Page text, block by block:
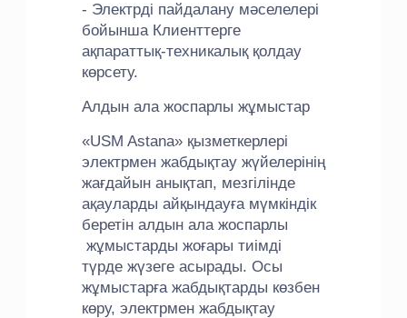
- Электрді пайдалану мәселелері
бойынша Клиенттерге
ақпараттық-техникалық қолдау
көрсету.
Алдын ала жоспарлы жұмыстар
«USM Astana» қызметкерлері
электрмен жабдықтау жүйелерінің
жағдайын анықтап, мезгілінде
ақауларды айқындауға мүмкіндік
беретін алдын ала жоспарлы
жұмыстарды жоғары тиімді
түрде жүзеге асырады. Осы
жұмыстарға жабдықтарды көзбен
көру, электрмен жабдықтау